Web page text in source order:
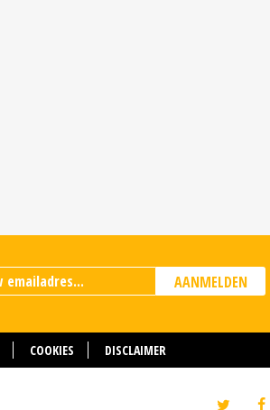
AANMELDEN
COOKIES DISCLAIMER